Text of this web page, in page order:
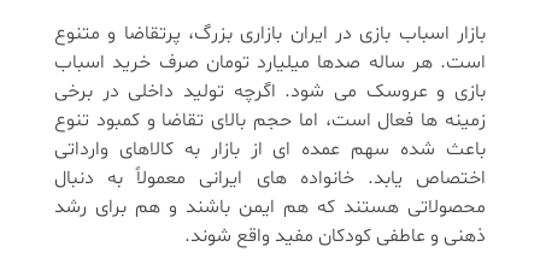
بازار اسباب بازی در ایران بازاری بزرگ، پرتقاضا و متنوع
است. هر ساله صدها میلیارد تومان صرف خرید اسباب
بازی و عروسک می شود. اگرچه تولید داخلی در برخی
زمینه ها فعال است، اما حجم بالای تقاضا و کمبود تنوع
باعث شده سهم عمده ای از بازار به کالاهای وارداتی
اختصاص یابد. خانواده های ایرانی معمولاً به دنبال
محصولاتی هستند که هم ایمن باشند و هم برای رشد
ذهنی و عاطفی کودکان مفید واقع شوند.